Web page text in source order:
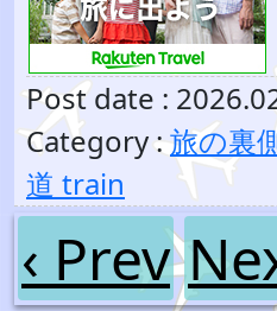
Post date :
Category : 旅の裏
道 train
‹ Prev